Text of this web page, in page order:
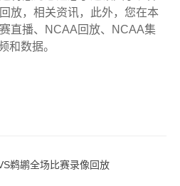
放，相关资讯，此外，您在本
直播、NCAA回放、NCAA集
和数据。
鹈鹕全场比赛录像回放